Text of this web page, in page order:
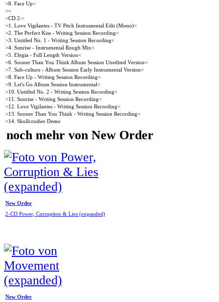
>8. Face Up<
><
>CD 2:<
>1. Love Vigilantes - TV Pitch Instrumental Edit (Mono)<
>2. The Perfect Kiss - Writing Session Recording<
>3. Untitled No. 1 - Writing Session Recording<
>4. Sunrise - Instrumental Rough Mix<
>5. Elegia - Full Length Version<
>6. Sooner Than You Think Album Session Unedited Version<
>7. Sub-culture - Album Session Early Instrumental Version<
>8. Face Up - Writing Session Recording<
>9. Let's Go Album Session Instrumental<
>10. Untitled No. 2 - Writing Session Recording<
>11. Sunrise - Writing Session Recording<
>12. Love Vigilantes - Writing Session Recording<
>13. Sooner Than You Think - Writing Session Recording<
>14. Skullcrusher Demo
noch mehr von New Order
New Order
2-CD Power, Corruption & Lies (expanded)
New Order